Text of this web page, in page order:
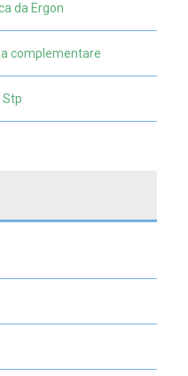
da Ergon
complementare
Stp